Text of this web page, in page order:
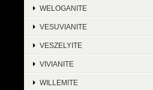
WELOGANITE
VESUVIANITE
VESZELYITE
VIVIANITE
WILLEMITE